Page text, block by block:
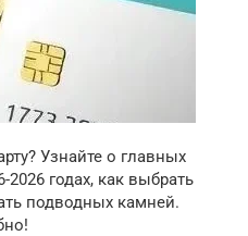
Узнайте о главных
годах, как выбрать
подводных камней.